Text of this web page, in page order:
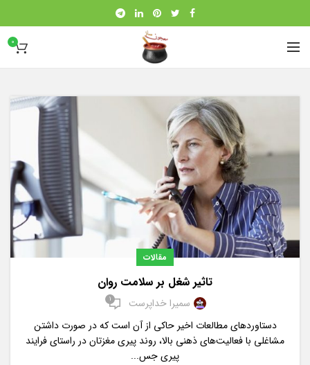
0
مقالات
تاثیر شغل بر سلامت روان
سمیرا خداپرست 1
دستاوردهای مطالعات اخیر حاکی از آن است که در صورت داشتن
مشاغلی با فعالیت‌های ذهنی بالا، روند پیری مغزتان در راستای فرایند
پیری جس...